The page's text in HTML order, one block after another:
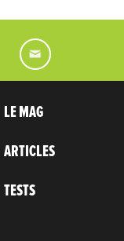
LE MAG
ARTICLES
TESTS